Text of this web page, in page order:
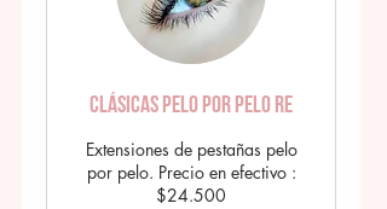
Clásicas Pelo por pelo RE
Extensiones de pestañas pelo
por pelo. Precio en efectivo :
$24.500